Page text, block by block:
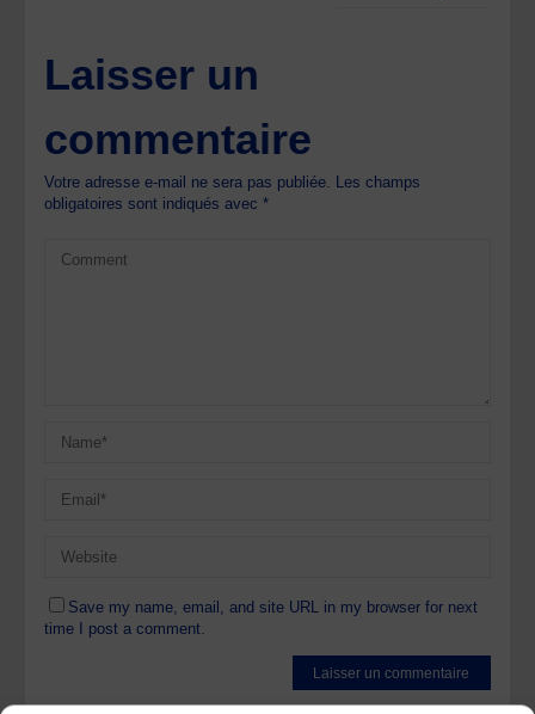
Laisser un
commentaire
Votre adresse e-mail ne sera pas publiée. Les champs
obligatoires sont indiqués avec*
Save my name, email, and site URL in my browser for next
time I post a comment.